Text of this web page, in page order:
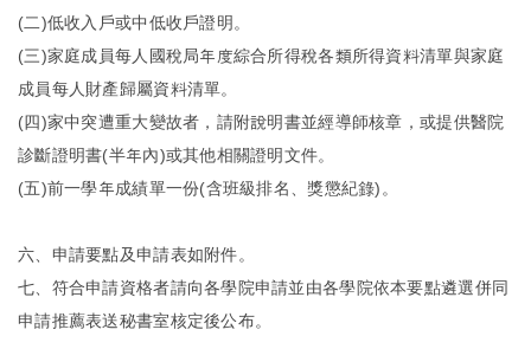
(二)低收入戶或中低收戶證明。
(三)家庭成員每人國稅局年度綜合所得稅各類所得資料清單與家庭
成員每人財產歸屬資料清單。
(四)家中突遭重大變故者，請附說明書並經導師核章，或提供醫院
診斷證明書(半年內)或其他相關證明文件。
(五)前一學年成績單一份(含班級排名、獎懲紀錄)。
六、申請要點及申請表如附件。
七、符合申請資格者請向各學院申請並由各學院依本要點遴選併同
申請推薦表送秘書室核定後公布。